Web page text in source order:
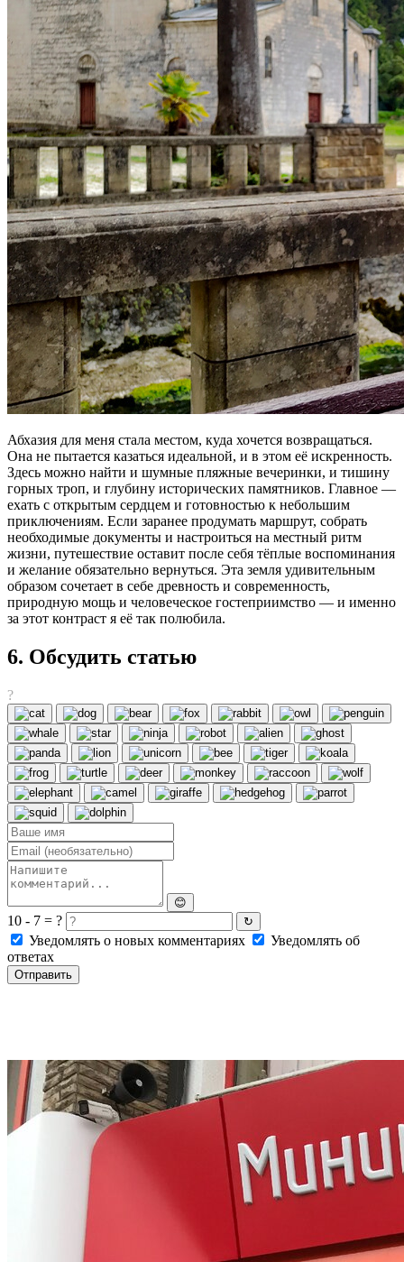
Абхазия для меня стала местом, куда хочется возвращаться.
Она не пытается казаться идеальной, и в этом её искренность.
Здесь можно найти и шумные пляжные вечеринки, и тишину
горных троп, и глубину исторических памятников. Главное —
ехать с открытым сердцем и готовностью к небольшим
приключениям. Если заранее продумать маршрут, собрать
необходимые документы и настроиться на местный ритм
жизни, путешествие оставит после себя тёплые воспоминания
и желание обязательно вернуться. Эта земля удивительным
образом сочетает в себе древность и современность,
природную мощь и человеческое гостеприимство — и именно
за этот контраст я её так полюбила.
6. Обсудить статью
?
😊
10 - 7 = ? ↻
Уведомлять о новых комментариях
Уведомлять об
ответах
Отправить